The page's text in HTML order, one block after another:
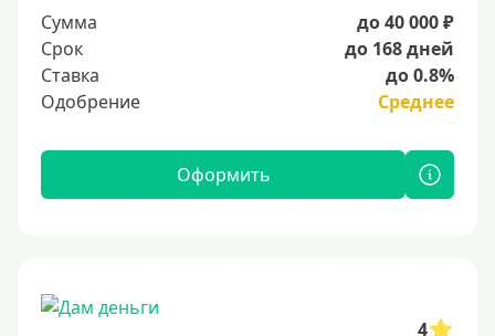
Сумма
до 40 000 ₽
Срок
до 168 дней
Ставка
до 0.8%
Одобрение
Среднее
Оформить
4